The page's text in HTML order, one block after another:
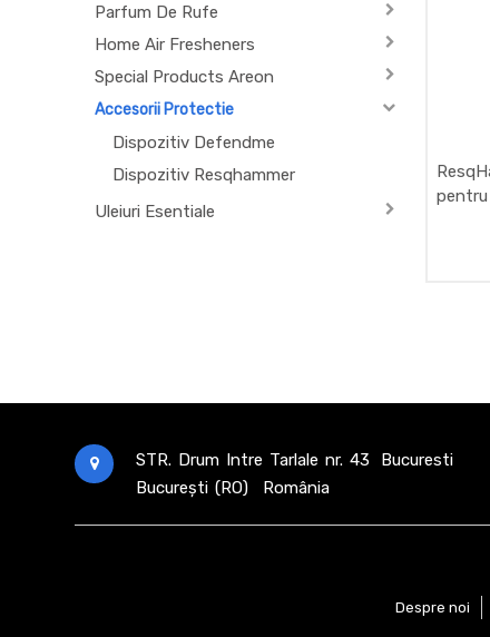
Parfum De Rufe
Home Air Fresheners
Special Products Areon
Accesorii Protectie
Dispozitiv Defendme
Dispozitiv Resqhammer
Uleiuri Esentiale
STR. Drum Intre Tarlale nr. 43
Bucuresti
București (RO)
România
Despre noi